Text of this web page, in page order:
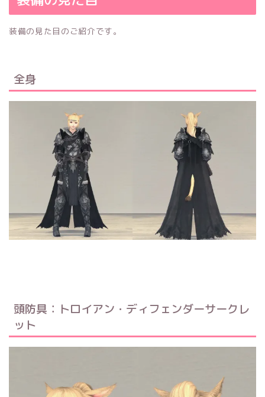
装備の見た目のご紹介です。
全身
頭防具：トロイアン・ディフェンダーサークレ
ット